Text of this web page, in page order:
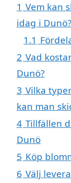
1 Vem kan
idag i Dunö?
1.1
2 Vad
Dunö?
3 Vilka
kan man
4 Tillfällen
Dunö
5 Köp
6 Välj